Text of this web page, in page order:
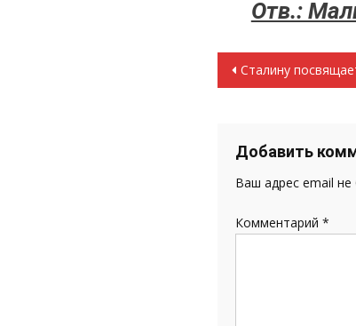
Отв.:
Навигация
записям
Сталину
Добавить
Ваш адрес email не
Комментарий *